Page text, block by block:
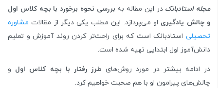
مجله استادبانک در این مقاله به بررسی نحوه برخورد با بچه کلاس اول
و چالش یادگیری او می‌پردازد. این مطلب یکی دیگر از مقالات مشاوره
تحصیلی استادبانک است که برای راحت‌تر کردن روند آموزش و تعلیم
دانش‌آموز اول ابتدایی تهیه شده است.
در ادامه بیشتر در مورد روش‌های طرز رفتار با بچه کلاس اول و
چالش‌های پیرامون او با هم صحبت خواهیم کرد.